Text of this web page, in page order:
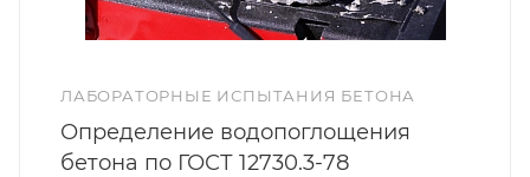
ЛАБОРАТОРНЫЕ ИСПЫТАНИЯ БЕТОНА
Определение водопоглощения
бетона по ГОСТ 12730.3-78